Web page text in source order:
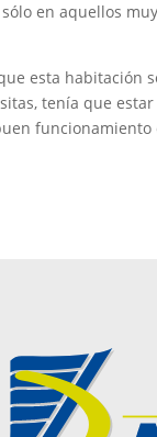
en aquellos
esta habitación
tenía que